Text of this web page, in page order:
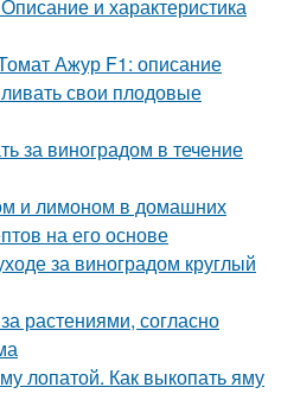
и характеристика
Ажур F1: описание
свои плодовые
за виноградом в течение
и лимоном в домашних
на его основе
за виноградом круглый
растениями, согласно
лопатой. Как выкопать яму